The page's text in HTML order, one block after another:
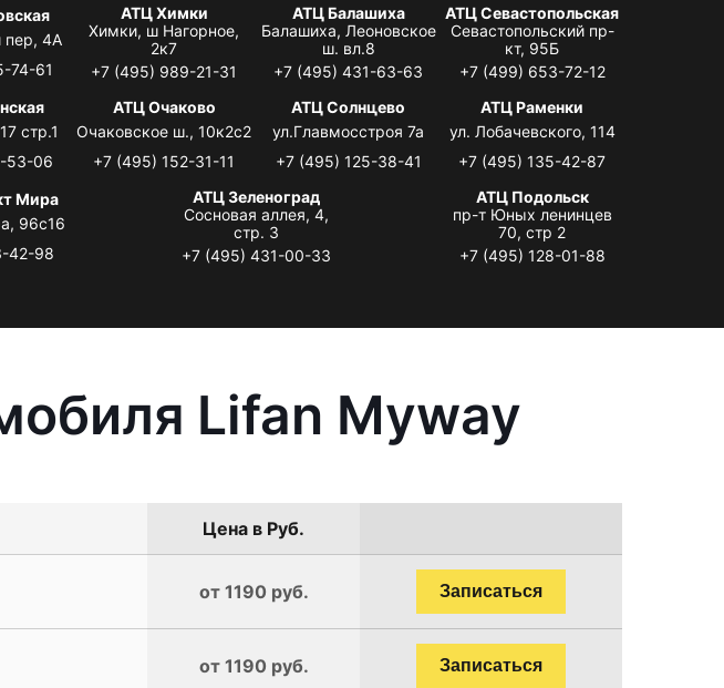
пер, 4А
74-61
АТЦ Химки
Химки, ш Нагорное,
2к7
+7 (495) 989-21-31
АТЦ Балашиха
Балашиха, Леоновское
ш. вл.8
+7 (495) 431-63-63
АТЦ Севастопольская
Севастопольский пр-
кт, 95Б
+7 (499) 653-72-12
стр.1
53-06
АТЦ Очаково
Очаковское ш., 10к2с2
+7 (495) 152-31-11
АТЦ Солнцево
ул.Главмосстроя 7а
+7 (495) 125-38-41
АТЦ Раменки
ул. Лобачевского, 114
+7 (495) 135-42-87
Мира
96с16
42-98
АТЦ Зеленоград
Сосновая аллея, 4,
стр. 3
+7 (495) 431-00-33
АТЦ Подольск
пр-т Юных ленинцев
70, стр 2
+7 (495) 128-01-88
Lifan Myway
Цена в Руб.
от 1190 руб. Записаться
от 1190 руб. Записаться